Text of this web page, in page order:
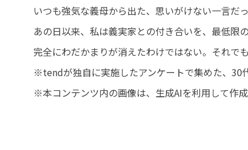
いつも強気な義母から出た、思いがけない一言だっ
あの日以来、私は義実家との付き合いを、最低限
完全にわだかまりが消えたわけではない。それで
※tendが独自に実施したアンケートで集めた、30
※本コンテンツ内の画像は、生成AIを利用して作成